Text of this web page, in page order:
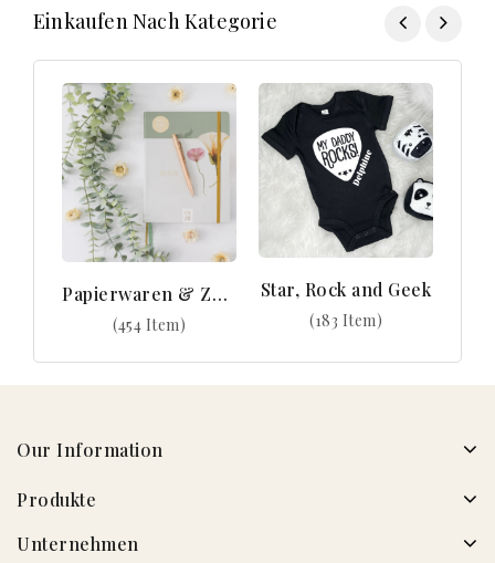
Einkaufen Nach Kategorie
Papierwaren & Zubehör
(454 Item)
Star, Rock and Geek
(183 Item)
Our Information
Produkte
Unternehmen